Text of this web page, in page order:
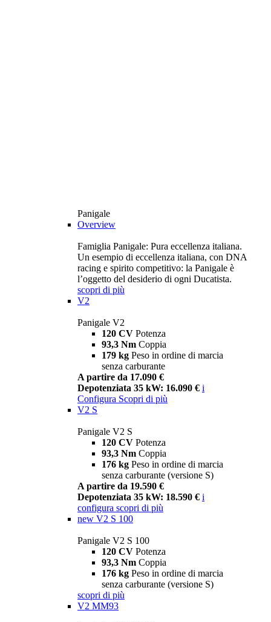
Panigale
Overview
Famiglia Panigale: Pura eccellenza italiana.
Un esempio di eccellenza italiana, con DNA
racing e spirito competitivo: la Panigale è
l’oggetto del desiderio di ogni Ducatista.
scopri di più
V2
Panigale V2
120 CV Potenza
93,3 Nm Coppia
179 kg Peso in ordine di marcia
senza carburante
A partire da 17.090 €
Depotenziata 35 kW: 16.090 € i
Configura Scopri di più
V2 S
Panigale V2 S
120 CV Potenza
93,3 Nm Coppia
176 kg Peso in ordine di marcia
senza carburante (versione S)
A partire da 19.590 €
Depotenziata 35 kW: 18.590 € i
configura scopri di più
new V2 S 100
Panigale V2 S 100
120 CV Potenza
93,3 Nm Coppia
176 kg Peso in ordine di marcia
senza carburante (versione S)
scopri di più
V2 MM93